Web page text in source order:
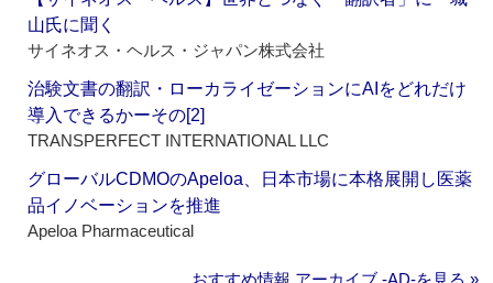
山氏に聞く
サイネオス・ヘルス・ジャパン株式会社
治験文書の翻訳・ローカライゼーションにAIをどれだけ
導入できるかーその[2]
TRANSPERFECT INTERNATIONAL LLC
グローバルCDMOのApeloa、日本市場に本格展開し医薬
品イノベーションを推進
Apeloa Pharmaceutical